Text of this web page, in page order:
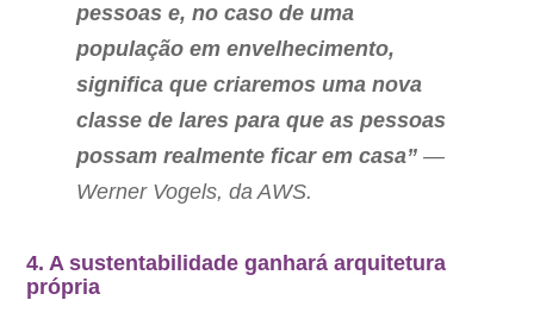
pessoas e, no caso de uma
população em envelhecimento,
significa que criaremos uma nova
classe de lares para que as pessoas
possam realmente ficar em casa”—
Werner Vogels, da AWS.
4. A sustentabilidade ganhará arquitetura
própria